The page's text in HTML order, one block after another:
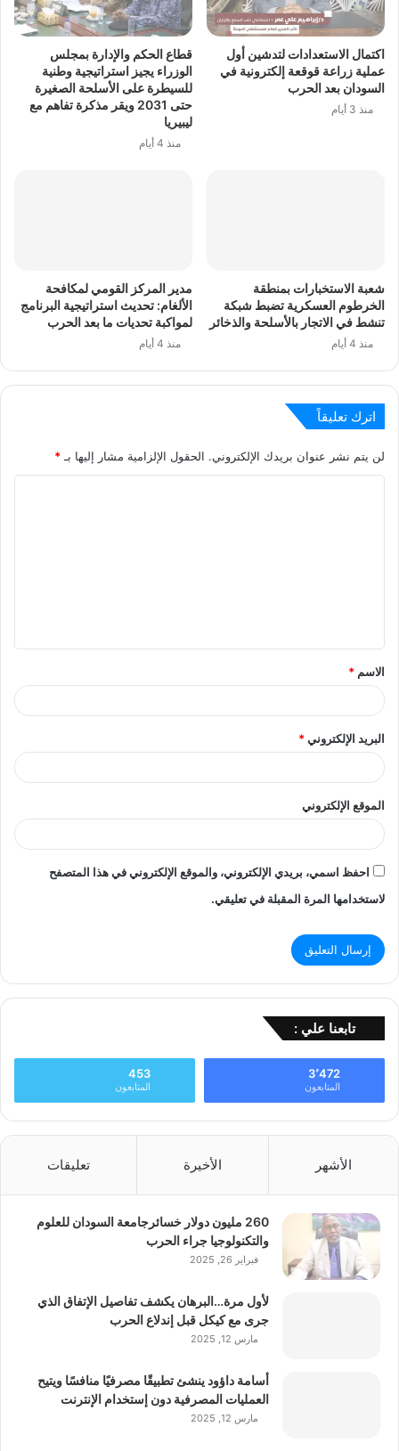
اكتمال الاستعدادات لتدشين أول
عملية زراعة قوقعة إلكترونية في
السودان بعد الحرب
منذ 3 أيام
قطاع الحكم والإدارة بمجلس
الوزراء يجيز استراتيجية وطنية
للسيطرة على الأسلحة الصغيرة
حتى 2031 ويقر مذكرة تفاهم مع
ليبيريا
منذ 4 أيام
شعبة الاستخبارات بمنطقة
الخرطوم العسكرية تضبط شبكة
تنشط في الاتجار بالأسلحة والذخائر
منذ 4 أيام
مدير المركز القومي لمكافحة
الألغام: تحديث استراتيجية البرنامج
لمواكبة تحديات ما بعد الحرب
منذ 4 أيام
اترك تعليقاً
لن يتم نشر عنوان بريدك الإلكتروني. الحقول الإلزامية مشار إليها بـ*
ق
*
الاسم *
البريد الإلكتروني*
الموقع الإلكتروني
احفظ اسمي، بريدي الإلكتروني، والموقع الإلكتروني في هذا المتصفح
لاستخدامها المرة المقبلة في تعليقي.
تابعنا علي :
3٬472
المتابعون
453
المتابعون
الأشهر الأخيرة تعليقات
260 مليون دولار خسائرجامعة السودان للعلوم
والتكنولوجيا جراء الحرب
فبراير 26, 2025
لأول مرة…البرهان يكشف تفاصيل الإتفاق الذي
جرى مع كيكل قبل إندلاع الحرب
مارس 12, 2025
أسامة داؤود ينشئ تطبيقًا مصرفيًا منافسًا ويتيح
العمليات المصرفية دون إستخدام الإنترنت
مارس 12, 2025